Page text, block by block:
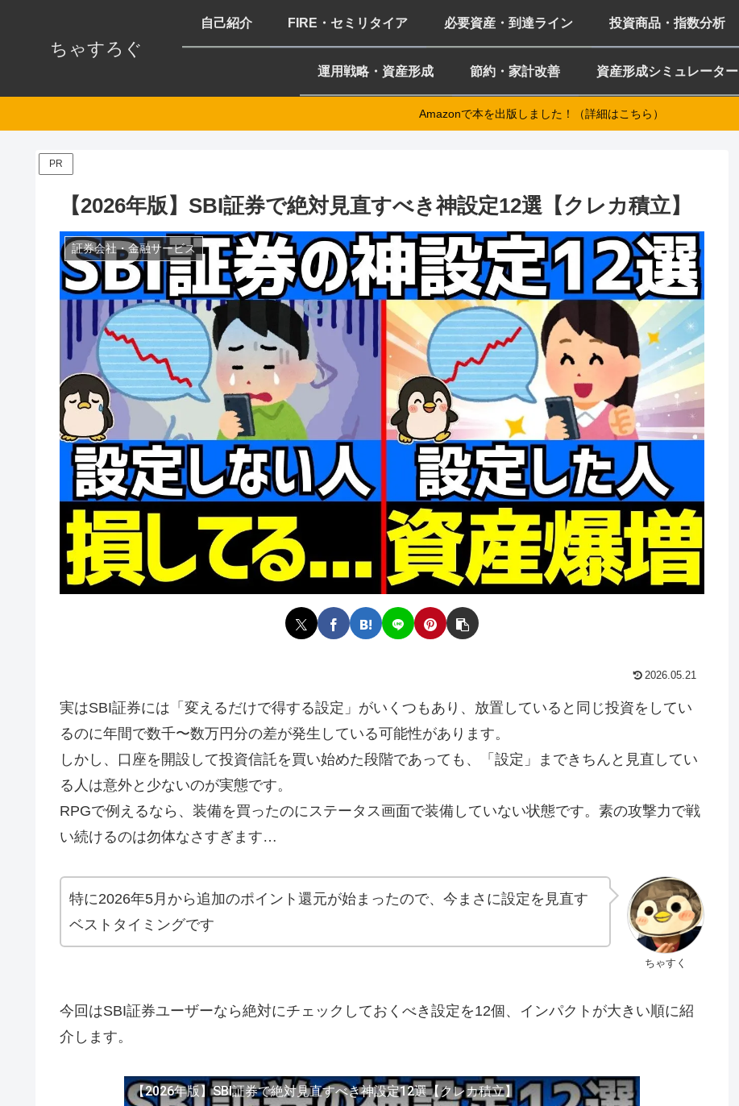
ちゃすろぐ
自己紹介 FIRE・セミリタイア 必要資産・到達ライン 投資商品・指数分析
運用戦略・資産形成 節約・家計改善 資産形成シミュレーター
Amazonで本を出版しました！（詳細はこちら）
PR
【2026年版】SBI証券で絶対見直すべき神設定12選【クレカ積立】
証券会社・金融サービス
2026.05.21
実はSBI証券には「変えるだけで得する設定」がいくつもあり、放置していると同じ投資をしてい
るのに年間で数千〜数万円分の差が発生している可能性があります。
しかし、口座を開設して投資信託を買い始めた段階であっても、「設定」まできちんと見直してい
る人は意外と少ないのが実態です。
RPGで例えるなら、装備を買ったのにステータス画面で装備していない状態です。素の攻撃力で戦
い続けるのは勿体なさすぎます…
ちゃすく
特に2026年5月から追加のポイント還元が始まったので、今まさに設定を見直す
ベストタイミングです
今回はSBI証券ユーザーなら絶対にチェックしておくべき設定を12個、インパクトが大きい順に紹
介します。
【2026年版】SBI証券で絶対見直すべき神設定12選【クレカ積立】